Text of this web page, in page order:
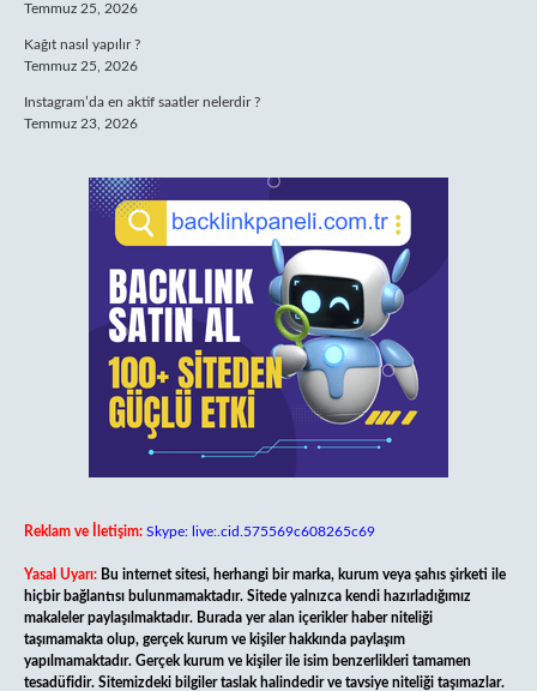
Temmuz 25, 2026
Kağıt nasıl yapılır ?
Temmuz 25, 2026
Instagram’da en aktif saatler nelerdir ?
Temmuz 23, 2026
Reklam ve İletişim: Skype: live:.cid.575569c608265c69
Yasal Uyarı: Bu internet sitesi, herhangi bir marka, kurum veya şahıs şirketi ile
hiçbir bağlantısı bulunmamaktadır. Sitede yalnızca kendi hazırladığımız
makaleler paylaşılmaktadır. Burada yer alan içerikler haber niteliği
taşımamakta olup, gerçek kurum ve kişiler hakkında paylaşım
yapılmamaktadır. Gerçek kurum ve kişiler ile isim benzerlikleri tamamen
tesadüfidir. Sitemizdeki bilgiler taslak halindedir ve tavsiye niteliği taşımazlar.